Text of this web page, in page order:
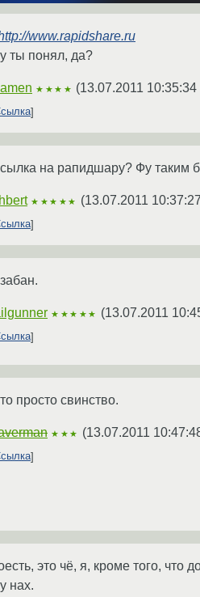
www.rapidshare.ru
ты понял, да?
★★★★ (13.07.2011
на рапидшару? Фу таким
★★★★★ (13.07.2011
★★★★★ (13.07.2011
просто свинство.
★★★ (13.07.2011
это чё, я, кроме того, что
нах.